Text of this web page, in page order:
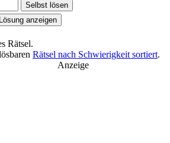
Rätsel.
Rätsel nach Schwierigkeit sortiert.
Anzeige